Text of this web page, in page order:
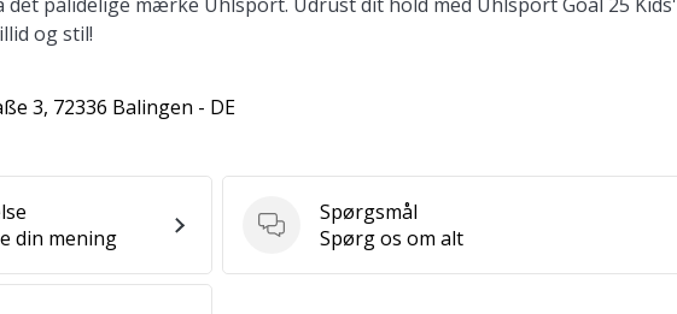
og stil!
3, 72336 Balingen - DE
din mening
Spørgsmål
Spørgsmål
Spørg os om alt